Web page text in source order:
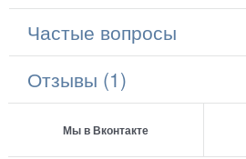
Частые вопросы
Отзывы (1)
Мы в Вконтакте